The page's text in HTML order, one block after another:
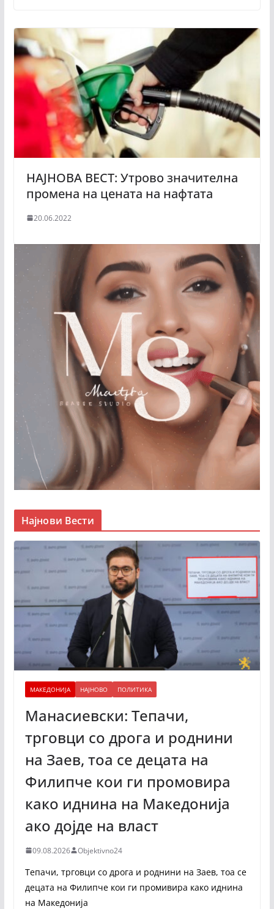
НАЈНОВА ВЕСТ: Утрово значителна
промена на цената на нафтата
20.06.2022
Најнови Вести
МАКЕДОНИЈА НАЈНОВО ПОЛИТИКА
Манасиевски: Тепачи,
трговци со дрога и роднини
на Заев, тоа се децата на
Филипче кои ги промoвира
како иднина на Македонија
ако дојде на власт
09.08.2026 Objektivno24
Тепачи, трговци со дрога и роднини на Заев, тоа се
децата на Филипче кои ги промивира како иднина
на Македонија